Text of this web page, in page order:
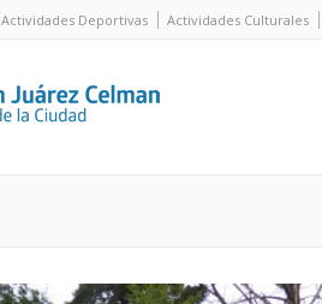
Actividades Deportivas Actividades Culturales